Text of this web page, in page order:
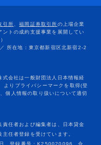
責任者および編集者は、日本貸金
任者登録を受けています。
、登録番号：K250020096、合